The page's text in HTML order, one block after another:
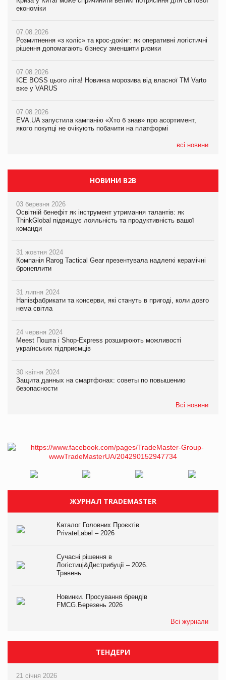
економіки
07.08.2026
Розмитнення «з коліс» та крос-докінг: як оперативні логістичні
рішення допомагають бізнесу зменшити ризики
07.08.2026
ICE BOSS цього літа! Новинка морозива від власної ТМ Varto
вже у VARUS
07.08.2026
EVA.UA запустила кампанію «Хто б знав» про асортимент,
якого покупці не очікують побачити на платформі
всі новини
ICE BOSS цього літа! Новинка морозива від власної ТМ Varto
07.08.2026
EVA.UA запустила кампанію «Хто б знав» про асортимент,
06.08.2026
Смачна новинка для хвостатих: у VARUS з’явилися паучі
05.08.2026
Мережа супермаркетів VARUS купує мережу магазинів
економіки
07.08.2026
Kraft Heinz скоротила збиток у першому півріччі
Продажі Hugo Boss впали на 9%
НОВИНИ B2B
03 березня 2026
Освітній бенефіт як інструмент утримання талантів: як
ThinkGlobal підвищує лояльність та продуктивність вашої
команди
31 жовтня 2024
Компанія Rarog Tactical Gear презентувала надлегкі керамічні
бронеплити
31 липня 2024
Напівфабрикати та консерви, які стануть в пригоді, коли довго
нема світла
24 червня 2024
Meest Пошта і Shop-Express розширюють можливості
українських підприємців
30 квітня 2024
Защита данных на смартфонах: советы по повышению
безопасности
Всі новини
ЖУРНАЛ TRADEMASTER
Каталог Головних Проєктів
PrivateLabel – 2026
Сучасні рішення в
Логістиці&Дистрибуції – 2026.
Травень
Новинки. Просування брендів
FMCG.Березень 2026
Всі журнали
ТЕНДЕРИ
21 січня 2026